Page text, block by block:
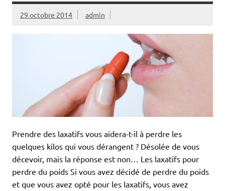
29 octobre 2014 admin
Prendre des laxatifs vous aidera-t-il à perdre les
quelques kilos qui vous dérangent ? Désolée de vous
décevoir, mais la réponse est non… Les laxatifs pour
perdre du poids Si vous avez décidé de perdre du poids
et que vous avez opté pour les laxatifs, vous avez